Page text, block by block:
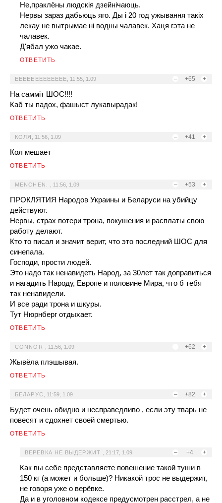
Не,праклёны людскiя дзейнiчаюць.
Нервы зараз дабьюць яго. Ды i 20 год ужывання такiх
лекау не вытрымае нi водны чалавек. Хаця гэта не
чалавек.
Д'ябал ужо чакае.
ОТВЕТИТЬ
– +65 +
EEEEEEEEEEEEE 11:55, 1.09
На самміт ШОС!!!!
Каб ты падох, фашыст лукавырадак!
ОТВЕТИТЬ
– +41 +
КОЛЯ 11:56, 1.09
Кол мешает
ОТВЕТИТЬ
– +53 +
MENCHEN. 11:56, 1.09
ПРОКЛЯТИЯ Народов Украины и Беларуси на убийцу
действуют.
Нервы, страх потери трона, покушения и расплаты свою
работу делают.
Кто то писал и значит верит, что это последний ШОС для
синепала.
Господи, прости людей.
Это надо так ненавидеть Народ, за 30лет так доправиться
и нагадить Народу, Европе и половине Мира, что б тебя
так ненавидели.
И все ради трона и шкуры.
Тут Нюрнберг отдыхает.
ОТВЕТИТЬ
– +62 +
CONNOR 11:56, 1.09
Жывёла плэшывая.
ОТВЕТИТЬ
– +82 +
БЕЛАРУС 11:59, 1.09
Будет очень обидно и несправедливо , если эту тварь не
повесят и сдохнет своей смертью.
ОТВЕТИТЬ
– +4 +
ВЕРЕВКА НЕ ВЫДЕРЖИТ 21:17, 1.09
Как вы себе представляете повешение такой туши в
150 кг (а может и больше)? Никакой трос не выдержит,
не говоря уже о верёвке.
Да и в уголовном кодексе предусмотрен расстрел, а не